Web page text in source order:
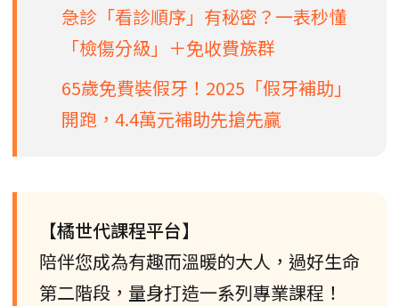
急診「看診順序」有秘密？一表秒懂
「檢傷分級」＋免收費族群
65歲免費裝假牙！2025「假牙補助」
開跑，4.4萬元補助先搶先贏
【橘世代課程平台】
陪伴您成為有趣而溫暖的大人，過好生命
第二階段，量身打造一系列專業課程！